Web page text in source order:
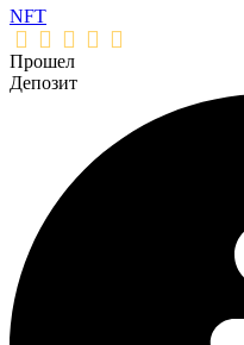
NFT
Прошел
Депозит